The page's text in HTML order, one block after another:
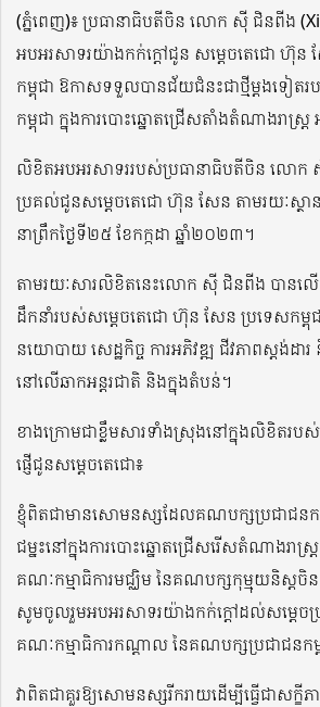
(ភ្នំពេញ)៖ ប្រធានាធិបតីចិន លោក ស៉ី ជិនពីង (Xi
អបអរសាទរយ៉ាងកក់ក្តៅជូន សម្តេចតេជោ ហ៊ុន ស
កម្ពុជា ឱកាសទទួលបានជ័យជំនះជាថ្មីម្តងទៀ
កម្ពុជា ក្នុងការបោះឆ្នោតជ្រើសតាំងតំណាងរាស្រ្
លិខិតអបអរសាទររបស់ប្រធានាធិបតីចិន លោក
ប្រគល់ជូនសម្តេចតេជោ ហ៊ុន សែន តាមរយៈស្ថា
នាព្រឹកថ្ងៃទី២៥ ខែកក្កដា ឆ្នាំ២០២៣។
តាមរយៈសារលិខិតនេះលោក ស៊ី ជិនពីង បានលើ
ដឹកនាំរបស់សម្តេចតេជោ ហ៊ុន សែន ប្រទេសកម្ពុជ
នយោបាយ សេដ្ឋកិច្ច ការអភិវឌ្ឍ ជីវភាពស្ដង់ដារ
នៅលើឆាកអន្តរជាតិ និងក្នុងតំបន់។
ខាងក្រោមជាខ្លឹមសារទាំងស្រុងនៅក្នុងលិខិតរប
ផ្ញើជូនសម្តេចតេជោ៖
ខ្ញុំពិតជាមានសោមនស្សដែលគណបក្សប្រជាជន
ជម្នះនៅក្នុងការបោះឆ្នោតជ្រើសរើសតំណាងរា
គណៈកម្មាធិការមជ្ឈិម នៃគណបក្សកុម្មុយនិស្ដចិន និ
សូមចូលរួមអបអរសាទរយ៉ាងកក់ក្ដៅដល់សម្ដេចប្
គណៈកម្មាធិការកណ្ដាល នៃគណបក្សប្រជាជនកម្
វាពិតជាគួរឱ្យសោមនស្សរីករាយដើម្បីធ្វើជាសក្ខី